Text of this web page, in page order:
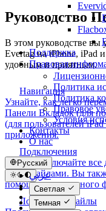
Поддержка
Правовая
Политика
Политика
Правовое
Условия
Контакты
О нас
Русский
عربي
Català
Čeština
Dansk
Светлая
Темная
Руководство
В этом руководстве вы
Evertag на iPhone, iPad
удобным и приятным.
Навигация
Узнайте, как легко
Панели Вкладок (для
(для пользователей
приложения.
Подключения
Легко подключайте
аудио файлами. Вы
помощью встроенного
Локальные Файлы